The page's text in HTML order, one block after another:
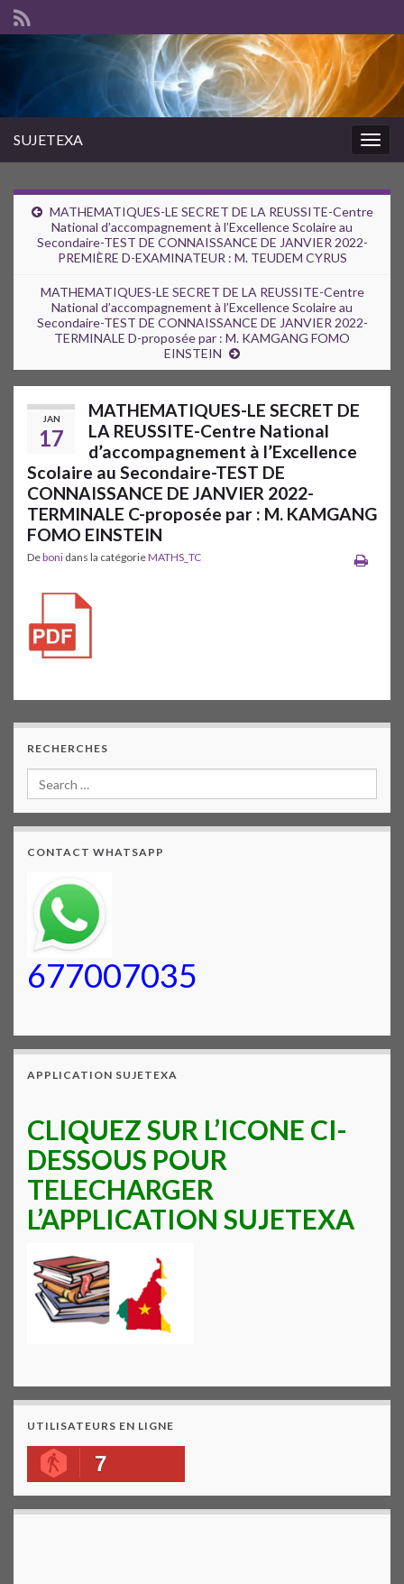
SUJETEXA
MATHEMATIQUES-LE SECRET DE LA REUSSITE-Centre
National d’accompagnement à l’Excellence Scolaire au
Secondaire-TEST DE CONNAISSANCE DE JANVIER 2022-
PREMIÈRE D-EXAMINATEUR : M. TEUDEM CYRUS
MATHEMATIQUES-LE SECRET DE LA REUSSITE-Centre
National d’accompagnement à l’Excellence Scolaire au
Secondaire-TEST DE CONNAISSANCE DE JANVIER 2022-
TERMINALE D-proposée par : M. KAMGANG FOMO
EINSTEIN
JAN
17
MATHEMATIQUES-LE SECRET DE
LA REUSSITE-Centre National
d’accompagnement à l’Excellence
Scolaire au Secondaire-TEST DE
CONNAISSANCE DE JANVIER 2022-
TERMINALE C-proposée par : M. KAMGANG
FOMO EINSTEIN
Deboni dans la catégorieMATHS_TC
RECHERCHES
CONTACT WHATSAPP
677007035
APPLICATION SUJETEXA
CLIQUEZ SUR L’ICONE CI-
DESSOUS POUR
TELECHARGER
L’APPLICATION SUJETEXA
UTILISATEURS EN LIGNE
7